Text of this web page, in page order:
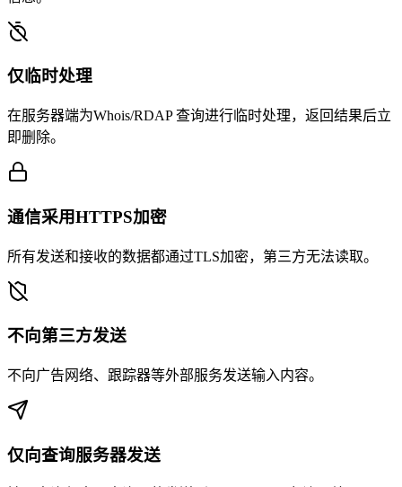
仅临时处理
在服务器端为Whois/RDAP 查询进行临时处理，返回结果后立
即删除。
通信采用HTTPS加密
所有发送和接收的数据都通过TLS加密，第三方无法读取。
不向第三方发送
不向广告网络、跟踪器等外部服务发送输入内容。
仅向查询服务器发送